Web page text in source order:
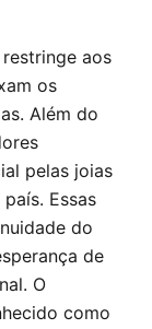
aos
os
Além do
pelas joias
Essas
do
de
O
como